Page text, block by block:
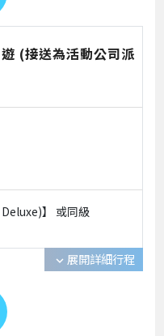
(接送為活動公司派
】 或同級
expand_more 展開詳細行程